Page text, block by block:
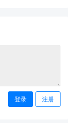
登录 注册